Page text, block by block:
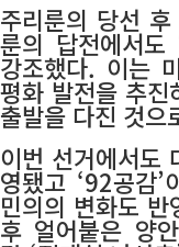
주리룬의 당선
룬의 답전에서도
강조했다. 이는
평화 발전을 추
출발을 다진 것으
이번 선거에서도
영됐고 ‘92공감
민의의 변화도
후 얼어붙은 양